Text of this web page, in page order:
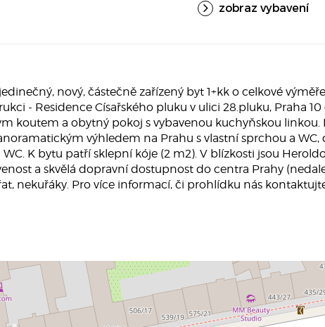
zobraz vybavení
nový, částečně zařízený byt 1+kk o celkové
- Residence Císařského pluku v ulici 28.pluku, Praha 10
koutem a obytný pokoj s vybavenou kuchyňskou
výhledem na Prahu s vlastní sprchou a
K bytu patří sklepní kóje (2 m2). V blízkosti jsou
a skvělá dopravní dostupnost do centra Prahy
nekuřáky. Pro více informací, či prohlídku nás